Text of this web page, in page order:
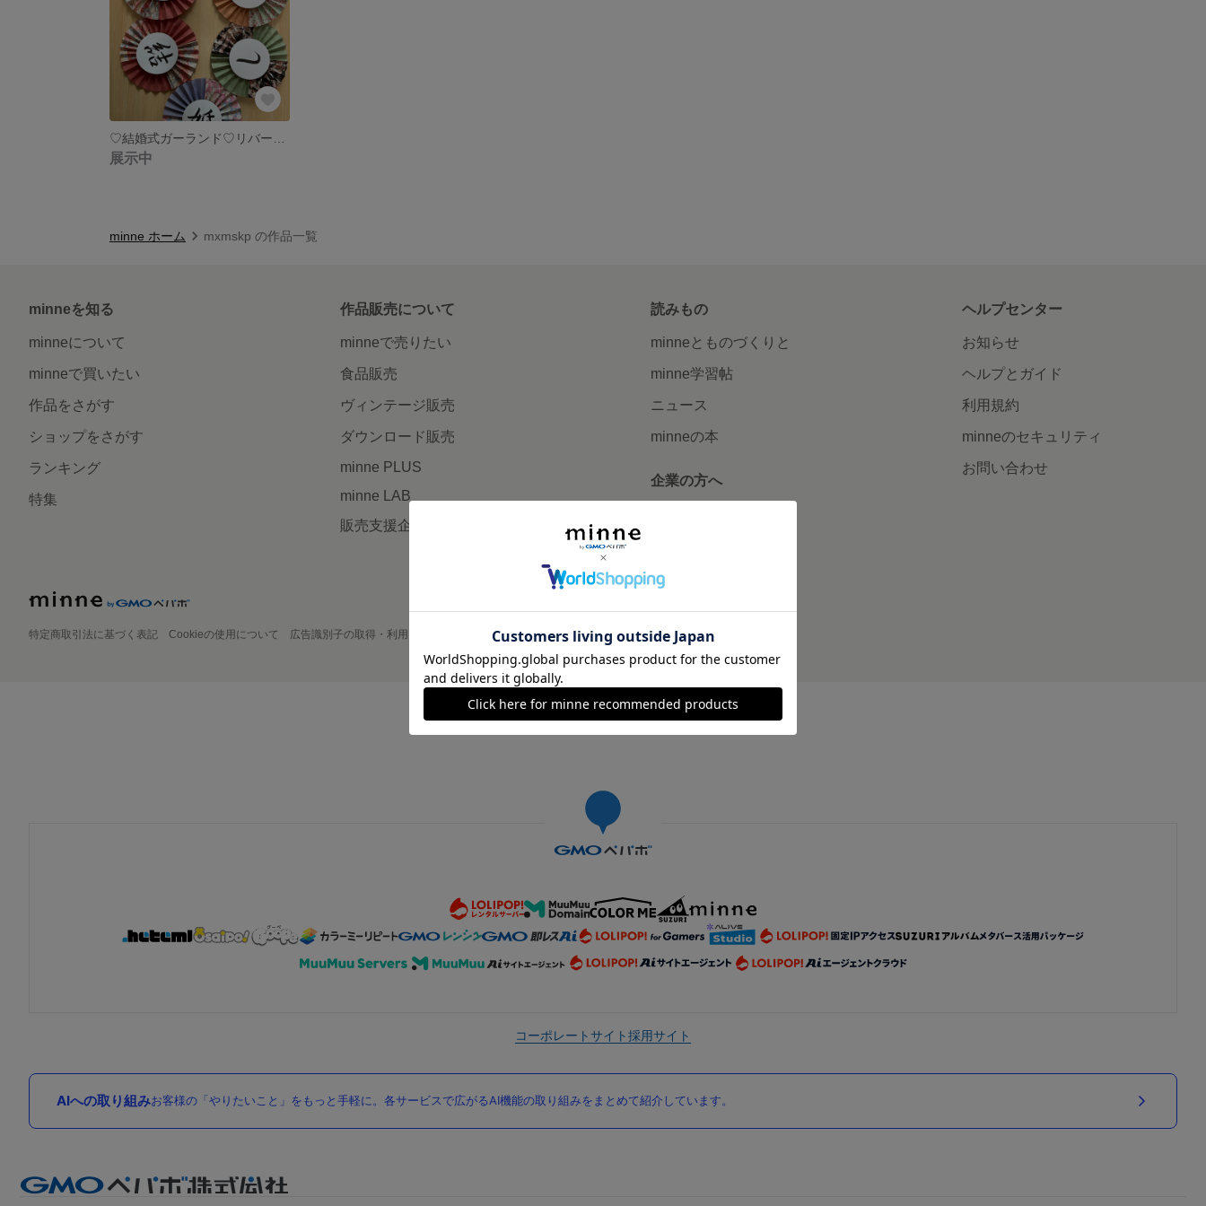
展示中
minne ホーム mxmskp の作品一覧
minneを知る
minneについて
minneで買いたい
作品をさがす
ショップをさがす
ランキング
特集
作品販売について
minneで売りたい
食品販売
ヴィンテージ販売
ダウンロード販売
minne PLUS
minne LAB
販売支援企画・イベント
読みもの
minneとものづくりと
minne学習帖
ニュース
minneの本
企業の方へ
ヘルプセンター
お知らせ
ヘルプとガイド
利用規約
minneのセキュリティ
お問い合わせ
特定商取引法に基づく表記 Cookieの使用について 広告識別子の取得・利用 プライバシーポリシー 会社概要 採用情報 メディアキット
©GMO Pepabo, Inc. All rights reserved.
コーポレートサイト採用サイト
AIへの取り組みお客様の「やりたいこと」をもっと手軽に。各サービスで広がるAI機能の取り組みをまとめて紹介しています。